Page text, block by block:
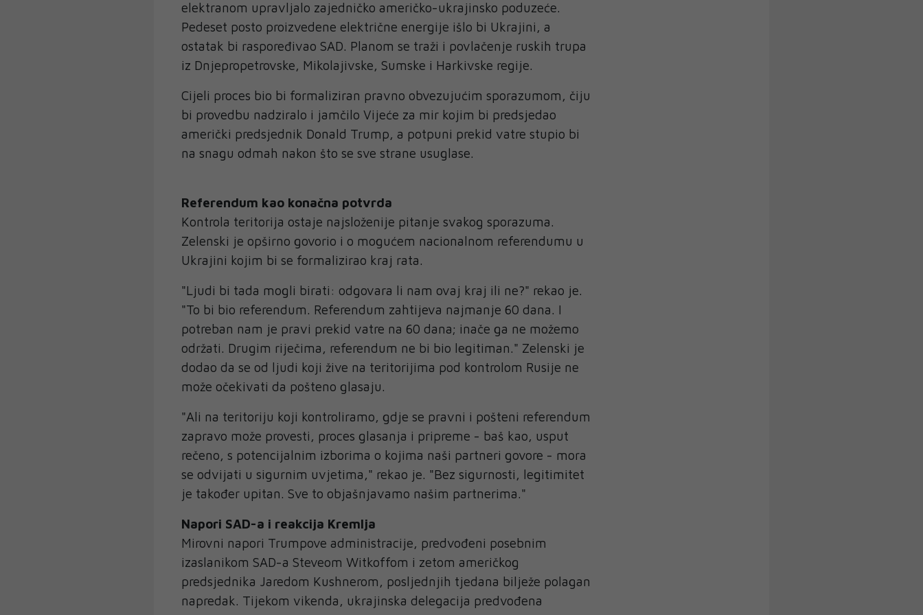
elektranom upravljalo zajedničko američko-ukrajinsko poduzeće.
Pedeset posto proizvedene električne energije išlo bi Ukrajini, a
ostatak bi raspoređivao SAD. Planom se traži i povlačenje ruskih trupa
iz Dnjepropetrovske, Mikolajivske, Sumske i Harkivske regije.
Cijeli proces bio bi formaliziran pravno obvezujućim sporazumom, čiju
bi provedbu nadziralo i jamčilo Vijeće za mir kojim bi predsjedao
američki predsjednik Donald Trump, a potpuni prekid vatre stupio bi
na snagu odmah nakon što se sve strane usuglase.
Referendum kao konačna potvrda
Kontrola teritorija ostaje najsloženije pitanje svakog sporazuma.
Zelenski je opširno govorio i o mogućem nacionalnom referendumu u
Ukrajini kojim bi se formalizirao kraj rata.
"Ljudi bi tada mogli birati: odgovara li nam ovaj kraj ili ne?" rekao je.
"To bi bio referendum. Referendum zahtijeva najmanje 60 dana. I
potreban nam je pravi prekid vatre na 60 dana; inače ga ne možemo
održati. Drugim riječima, referendum ne bi bio legitiman." Zelenski je
dodao da se od ljudi koji žive na teritorijima pod kontrolom Rusije ne
može očekivati da pošteno glasaju.
"Ali na teritoriju koji kontroliramo, gdje se pravni i pošteni referendum
zapravo može provesti, proces glasanja i pripreme - baš kao, usput
rečeno, s potencijalnim izborima o kojima naši partneri govore - mora
se odvijati u sigurnim uvjetima," rekao je. "Bez sigurnosti, legitimitet
je također upitan. Sve to objašnjavamo našim partnerima."
Napori SAD-a i reakcija Kremlja
Mirovni napori Trumpove administracije, predvođeni posebnim
izaslanikom SAD-a Steveom Witkoffom i zetom američkog
predsjednika Jaredom Kushnerom, posljednjih tjedana bilježe polagan
napredak. Tijekom vikenda, ukrajinska delegacija predvođena